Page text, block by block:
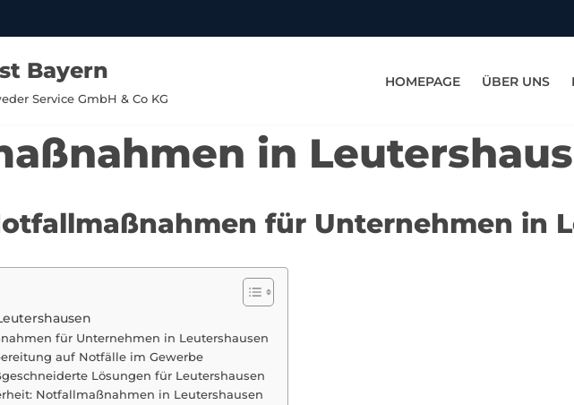
Bayern
Service GmbH & Co KG
HOMEPAGE ÜBER UNS
in
für Unternehmen in
für Unternehmen in Leutershausen
auf Notfälle im Gewerbe
Lösungen für Leutershausen
Notfallmaßnahmen in Leutershausen